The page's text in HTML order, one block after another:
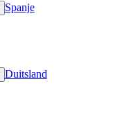
Spanje
Duitsland